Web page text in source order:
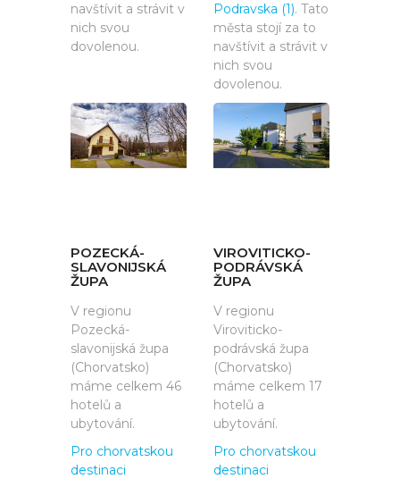
navštívit a strávit v
nich svou
dovolenou.
Podravska (1). Tato
města stojí za to
navštívit a strávit v
nich svou
dovolenou.
POZECKÁ-
SLAVONIJSKÁ
ŽUPA
V regionu
Pozecká-
slavonijská župa
(Chorvatsko)
máme celkem 46
hotelů a
ubytování.
Pro chorvatskou
destinaci
VIROVITICKO-
PODRÁVSKÁ
ŽUPA
V regionu
Viroviticko-
podrávská župa
(Chorvatsko)
máme celkem 17
hotelů a
ubytování.
Pro chorvatskou
destinaci